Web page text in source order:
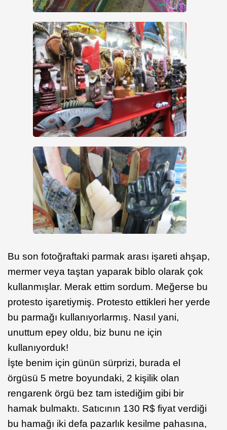
Bu son fotoğraftaki parmak arası işareti ahşap,
mermer veya taştan yaparak biblo olarak çok
kullanmışlar. Merak ettim sordum. Meğerse bu
protesto işaretiymiş. Protesto ettikleri her yerde
bu parmağı kullanıyorlarmış. Nasıl yani,
unuttum epey oldu, biz bunu ne için
kullanıyorduk!
İşte benim için günün sürprizi, burada el
örgüsü 5 metre boyundaki, 2 kişilik olan
rengarenk örgü bez tam istediğim gibi bir
hamak bulmaktı. Satıcının 130 R$ fiyat verdiği
bu hamağı iki defa pazarlık kesilme pahasına,